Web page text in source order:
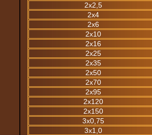
2х2,5
2х4
2х6
2х10
2х16
2х25
2х35
2х50
2х70
2х95
2х120
2х150
3х0,75
3х1,0